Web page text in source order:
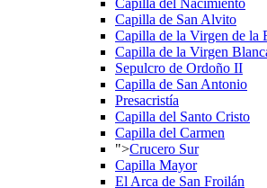
Capilla del Nacimiento
Capilla de San Alvito
Capilla de la Virgen de la
Capilla de la Virgen
Sepulcro de Ordoño II
Capilla de San Antonio
Presacristía
Capilla del Santo Cristo
Capilla del Carmen
">Crucero Sur
Capilla Mayor
El Arca de San Froilán